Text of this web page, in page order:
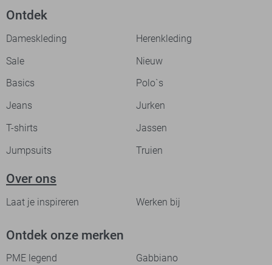
Ontdek
Dameskleding
Herenkleding
Sale
Nieuw
Basics
Polo`s
Jeans
Jurken
T-shirts
Jassen
Jumpsuits
Truien
Over ons
Laat je inspireren Werken bij
Ontdek onze merken
PME legend
Gabbiano